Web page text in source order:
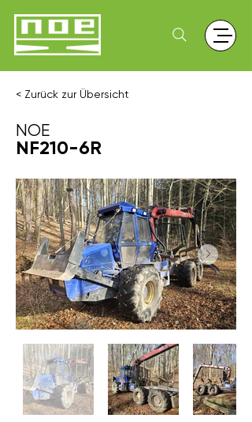
< Zurück zur Übersicht
NOE
NF210-6R